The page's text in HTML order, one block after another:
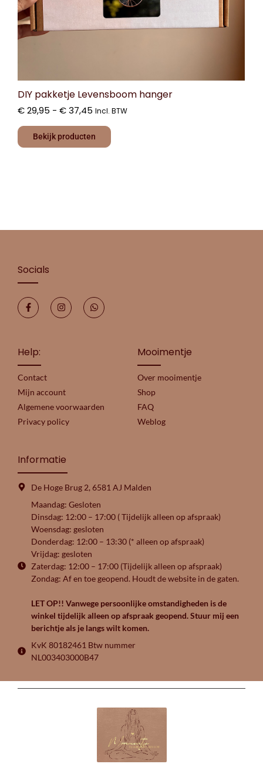
DIY pakketje Levensboom hanger
€29,95 - €37,45 Incl. BTW
Bekijk producten
Socials
Help:
Contact
Mijn account
Algemene voorwaarden
Privacy policy
Mooimentje
Over mooimentje
Shop
FAQ
Weblog
Informatie
De Hoge Brug 2, 6581 AJ Malden
Maandag: Gesloten
Dinsdag: 12:00 – 17:00 ( Tijdelijk alleen op afspraak)
Woensdag: gesloten
Donderdag: 12:00 – 13:30 (* alleen op afspraak)
Vrijdag: gesloten
Zaterdag: 12:00 – 17:00 (Tijdelijk alleen op afspraak)
Zondag: Af en toe geopend. Houdt de website in de gaten.
LET OP!! Vanwege persoonlijke omstandigheden is de
winkel tijdelijk alleen op afspraak geopend. Stuur mij een
berichtje als je langs wilt komen.
KvK 80182461 Btw nummer
NL003403000B47